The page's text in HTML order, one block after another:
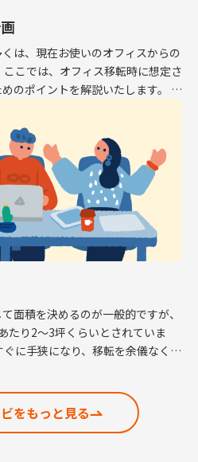
は、現在お使いのオフィスからの
こでは、オフィス移転時に想定さ
のポイントを解説いたします。 解
ら移転する場 […]
面積を決めるのが一般的ですが、
たり2～3坪くらいとされていま
に手狭になり、移転を余儀なくさ
をもっと見る